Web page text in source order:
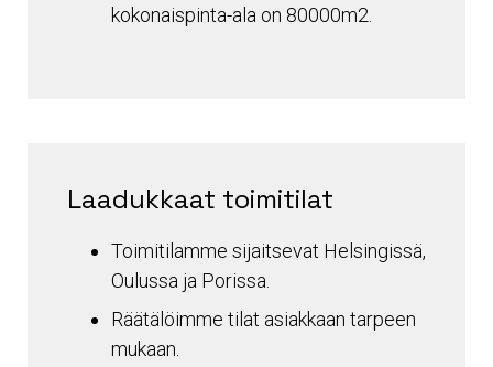
kokonaispinta-ala on 80000m2.
Laadukkaat toimitilat
Toimitilamme sijaitsevat Helsingissä,
Oulussa ja Porissa.
Räätälöimme tilat asiakkaan tarpeen
mukaan.